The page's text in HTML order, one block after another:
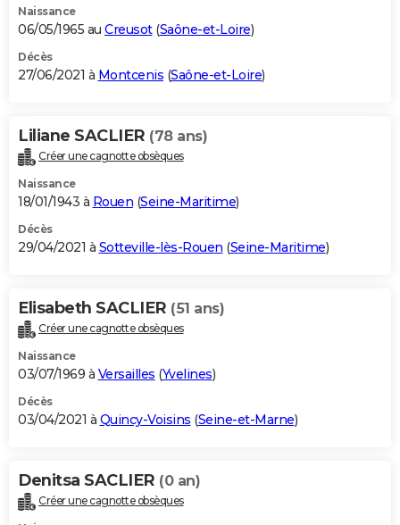
Naissance
06/05/1965 au Creusot(Saône-et-Loire)
Décès
27/06/2021 à Montcenis (Saône-et-Loire)
Liliane SACLIER (78 ans)
Créer une cagnotte obsèques
Naissance
18/01/1943 à Rouen (Seine-Maritime)
Décès
29/04/2021 à Sotteville-lès-Rouen (Seine-Maritime)
Elisabeth SACLIER (51 ans)
Créer une cagnotte obsèques
Naissance
03/07/1969 à Versailles (Yvelines)
Décès
03/04/2021 à Quincy-Voisins (Seine-et-Marne)
Denitsa SACLIER (0 an)
Créer une cagnotte obsèques